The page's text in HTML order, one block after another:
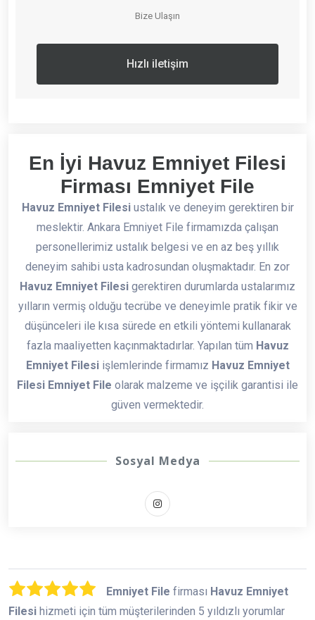
Bize Ulaşın
Hızlı iletişim
En İyi Havuz Emniyet Filesi
Firması Emniyet File
Havuz Emniyet Filesiustalık ve deneyim gerektiren bir
meslektir. Ankara Emniyet File firmamızda çalışan
personellerimiz ustalık belgesi ve en az beş yıllık
deneyim sahibi usta kadrosundan oluşmaktadır. En zor
Havuz Emniyet Filesi gerektiren durumlarda ustalarımız
yılların vermiş olduğu tecrübe ve deneyimle pratik fikir ve
düşünceleri ile kısa sürede en etkili yöntemi kullanarak
fazla maaliyetten kaçınmaktadırlar. Yapılan tüm Havuz
Emniyet Filesiişlemlerinde firmamız Havuz Emniyet
Filesi Emniyet File olarak malzeme ve işçilik garantisi ile
güven vermektedir.
Sosyal Medya
Emniyet File firması Havuz Emniyet
Filesi hizmeti için tüm müşterilerinden 5 yıldızlı yorumlar